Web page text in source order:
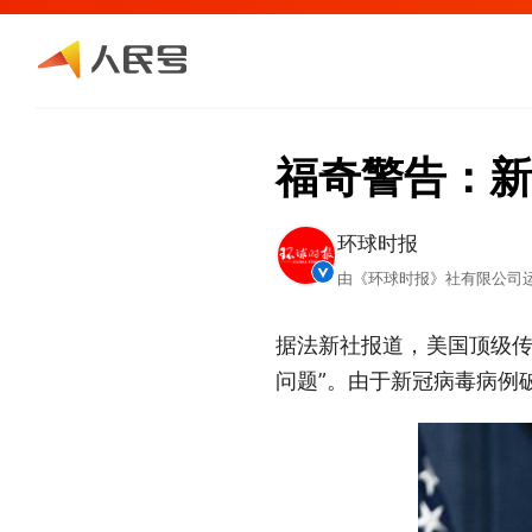
福奇警告：
环球时报
由《环球时报》社有限公司
据法新社报道，美国顶级
问题”。由于新冠病毒病